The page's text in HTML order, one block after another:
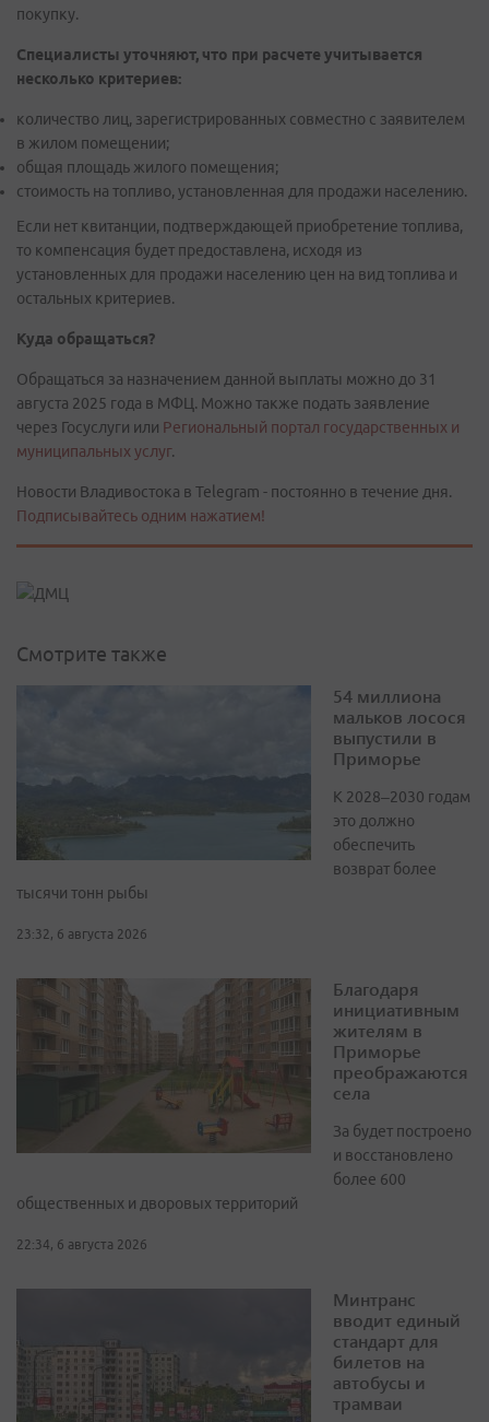
покупку.
Специалисты уточняют, что при расчете учитывается
несколько критериев:
количество лиц, зарегистрированных совместно с заявителем
в жилом помещении;
общая площадь жилого помещения;
стоимость на топливо, установленная для продажи населению.
Если нет квитанции, подтверждающей приобретение топлива,
то компенсация будет предоставлена, исходя из
установленных для продажи населению цен на вид топлива и
остальных критериев.
Куда обращаться?
Обращаться за назначением данной выплаты можно до 31
августа 2025 года в МФЦ. Можно также подать заявление
через Госуслуги или Региональный портал государственных и
муниципальных услуг.
Новости Владивостока в Telegram - постоянно в течение дня.
Подписывайтесь одним нажатием!
Смотрите также
54 миллиона
мальков лосося
выпустили в
Приморье
К 2028–2030 годам
это должно
обеспечить
возврат более
тысячи тонн рыбы
23:32, 6 августа 2026
Благодаря
инициативным
жителям в
Приморье
преображаются
села
За будет построено
и восстановлено
более 600
общественных и дворовых территорий
22:34, 6 августа 2026
Минтранс
вводит единый
стандарт для
билетов на
автобусы и
трамваи